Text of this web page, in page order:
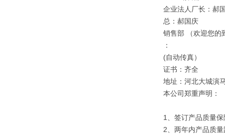
企业法人厂长：郝
总：郝国庆
销售部 （欢迎您的
：
(自动传真）
证书：齐全
地址：河北大城演
本公司郑重声明：
1、签订产品质量
2、两年内产品质